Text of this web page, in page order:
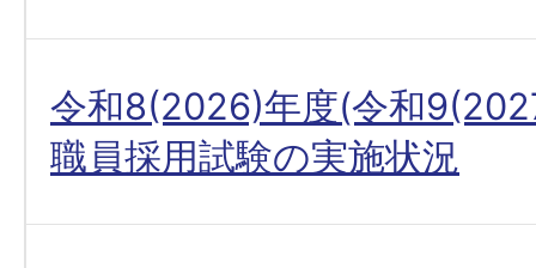
令和8(2026)年度(令和
職員採用試験の実施状況